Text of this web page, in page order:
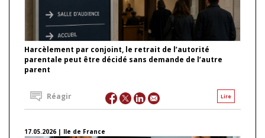
Harcèlement par conjoint, le retrait de l’autorité
parentale peut être décidé sans demande de l’autre
parent
Lire
Réagir
17.05.2026 | Ile de France